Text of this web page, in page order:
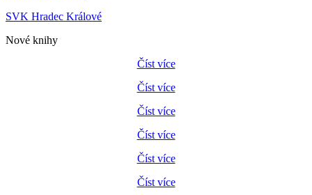
SVK Hradec Králové
Nové knihy
Číst více
Číst více
Číst více
Číst více
Číst více
Číst více